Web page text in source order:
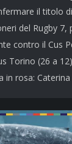
il titolo
del Rugby 7,
contro il Cus
Torino (26 a
in rosa: